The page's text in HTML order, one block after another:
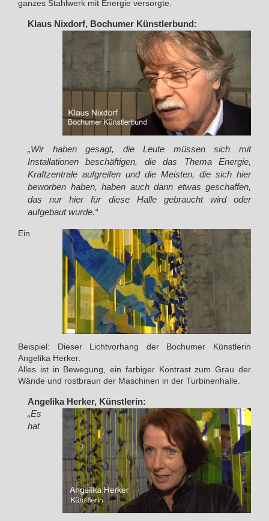
ganzes Stahlwerk mit Energie versorgte.
Klaus Nixdorf, Bochumer Künstlerbund:
„Wir haben gesagt, die Leute müssen sich mit
Installationen beschäftigen, die das Thema Energie,
Kraftzentrale aufgreifen und die Meisten, die sich hier
beworben haben, haben auch dann etwas geschaffen,
das nur hier für diese Halle gebraucht wird oder
aufgebaut wurde.“
Ein
Beispiel: Dieser Lichtvorhang der Bochumer Künstlerin
Angelika Herker.
Alles ist in Bewegung, ein farbiger Kontrast zum Grau der
Wände und rostbraun der Maschinen in der Turbinenhalle.
Angelika Herker, Künstlerin:
„Es
hat